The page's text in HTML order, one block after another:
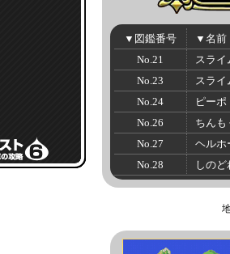
▼図鑑番号
▼名前
No.21
スラ
No.23
スライ
No.24
ピーポ
No.26
ちんも
No.27
ヘルホ
No.28
しのど